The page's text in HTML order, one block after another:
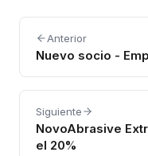
Anterior
Nuevo socio -
Siguiente
NovoAbrasive
el 20%